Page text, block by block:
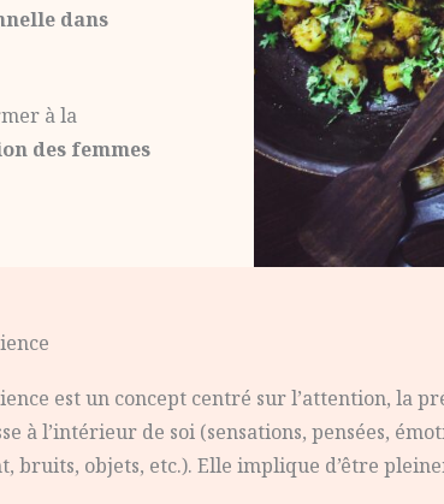
dans
à la
des femmes
est un concept centré sur l’attention, la
à l’intérieur de soi (sensations, pensées,
bruits, objets, etc.). Elle implique d’être